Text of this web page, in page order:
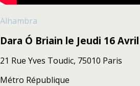
Alhambra
Dara Ó Briain le Jeudi 16
21 Rue Yves Toudic, 75010 Paris
Métro République